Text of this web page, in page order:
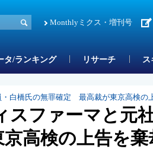
Monthlyミクス・増刊号
タ/ランキング リサーチ ス
白橋氏の無罪確定 最高裁が東京高検の
ファーマと元
高検の上告を棄